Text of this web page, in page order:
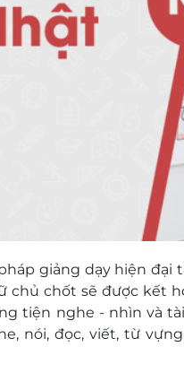
giảng dạy hiện đại
chủ chốt sẽ được kết
tiện nghe - nhìn và
nói, đọc, viết, từ